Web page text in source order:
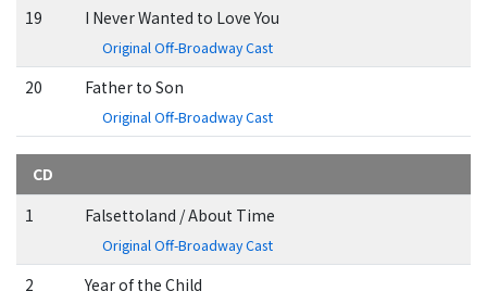
19 I Never Wanted to Love You
Original Off-Broadway Cast
20 Father to Son
Original Off-Broadway Cast
CD
1
Falsettoland / About Time
Original Off-Broadway Cast
2 Year of the Child